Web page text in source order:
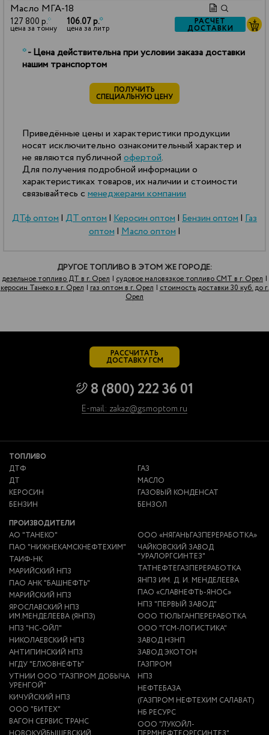
Масло МГА-18
127 800 р.*
цена за тонну
106.07 р.*
цена за литр
РАСЧЕТ
ДОСТАВКИ
*- Цена действительна при условии заказа доставки
нашим транспортом
ПОЛУЧИТЬ
СПЕЦИАЛЬНУЮ ЦЕНУ
Приведённые цены и характеристики продукции
носят исключительно ознакомительный характер и
не являются публичной офертой.
Для получения подробной информации о
характеристиках товаров, их наличии и стоимости
связывайтесь с менеджерами компании
ДТф оптом| ДТ оптом| Керосин оптом| Бензин оптом| Газ
оптом|Масло оптом|
ДРУГОЕ ТОПЛИВО В ЭТОМ ЖЕ ГОРОДЕ:
дезельное топливо ДТ в г. Орел | судовое маловязкое топливо СМТ в г. Орел |
керосин Танеко в г. Орел | газ оптом в г. Орел | стоимость доставки 30 куб. до г.
Орел
РАССЧИТАТЬ
ДОСТАВКУ ГСМ
8 (800) 222 36 01
E-mail: zakaz@gsmoptom.ru
ТОПЛИВО
ДТФ
ДТ
КЕРОСИН
БЕНЗИН
ГАЗ
МАСЛО
ГАЗОВЫЙ КОНДЕНСАТ
БЕНЗОЛ
ПРОИЗВОДИТЕЛИ
АО "ТАНЕКО"
ПАО "НИЖНЕКАМСКНЕФТЕХИМ"
ТАИФ-НК
МАРИЙСКИЙ НПЗ
ПАО АНК "БАШНЕФТЬ"
МАРИЙСКИЙ НПЗ
ЯРОСЛАВСКИЙ НПЗ
ИМ.МЕНДЕЛЕЕВА (ЯНПЗ)
НПЗ "НС-ОЙЛ"
НИКОЛАЕВСКИЙ НПЗ
АНТИПИНСКИЙ НПЗ
НГДУ "ЕЛХОВНЕФТЬ"
УТНИИ ООО "ГАЗПРОМ ДОБЫЧА
УРЕНГОЙ"
КИЧУЙСКИЙ НПЗ
ООО "БИТЕХ"
ВАГОН СЕРВИС ТРАНС
ООО «НЯГАНЬГАЗПЕРЕРАБОТКА»
ЧАЙКОВСКИЙ ЗАВОД
"УРАЛОРГСИНТЕЗ"
ТАТНЕФТЕГАЗПЕРЕРАБОТКА
ЯНПЗ ИМ. Д. И. МЕНДЕЛЕЕВА
ПАО «СЛАВНЕФТЬ-ЯНОС»
НПЗ "ПЕРВЫЙ ЗАВОД"
ООО ТЮЛЬГАНПЕРЕРАБОТКА
ООО "ГСМ-ЛОГИСТИКА"
ЗАВОД НЗНП
ЗАВОД ЭКОТОН
ГАЗПРОМ
НПЗ
НЕФТЕБАЗА
(ГАЗПРОМ НЕФТЕХИМ САЛАВАТ)
НБ РЕСУРС
ООО "ЛУКОЙЛ-